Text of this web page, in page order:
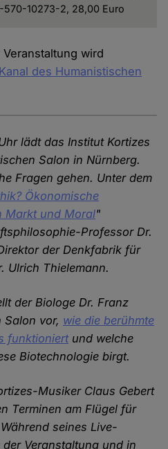
570-10273-2, 28,00 Euro
wird
des Humanistischen
lädt das Institut Kortizes
Salon in Nürnberg.
Fragen gehen. Unter dem
Ökonomische
Markt und Moral"
Professor Dr.
der Denkfabrik für
Ulrich Thielemann.
der Biologe Dr. Franz
Salon vor, wie die berühmte
funktioniertund welche
Biotechnologie birgt.
Musiker Claus Gebert
Terminen am Flügel für
seines Live-
Veranstaltung und in